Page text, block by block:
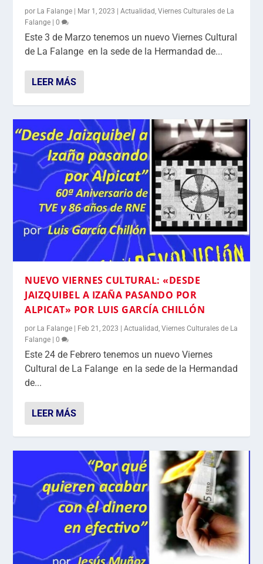
por La Falange Mar 1, 2023 |Actualidad,Viernes Culturales de La
Falange |0
Este 3 de Marzo tenemos un nuevo Viernes Cultural
de La Falange en la sede de la Hermandad de...
LEER MÁS
NUEVO VIERNES CULTURAL: «DESDE
JAIZQUIBEL A IZAÑA PASANDO POR
ALPICAT» POR LUIS GARCÍA CHILLÓN
por La Falange Feb 21, 2023 |Actualidad,Viernes Culturales de La
Falange |0
Este 24 de Febrero tenemos un nuevo Viernes
Cultural de La Falange en la sede de la Hermandad
de...
LEER MÁS